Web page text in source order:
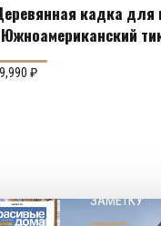
кадка для
Англия
₽
ЗАМЕТКУ